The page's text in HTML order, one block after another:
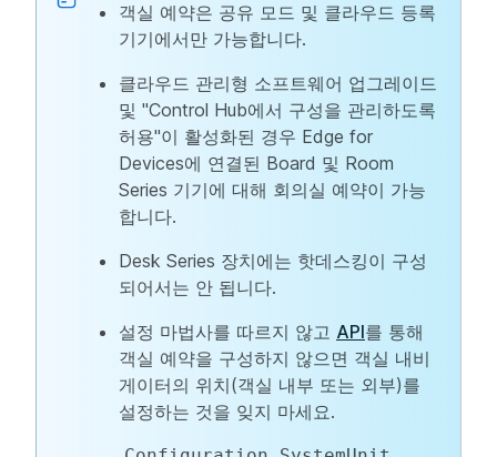
객실 예약은 공유 모드 및 클라우드 등록
기기에서만 가능합니다.
클라우드 관리형 소프트웨어 업그레이드
및 "Control Hub에서 구성을 관리하도록
허용"이 활성화된 경우 Edge for
Devices에 연결된 Board 및 Room
Series 기기에 대해 회의실 예약이 가능
합니다.
Desk Series 장치에는 핫데스킹이 구성
되어서는 안 됩니다.
설정 마법사를 따르지 않고 API를 통해
객실 예약을 구성하지 않으면 객실 내비
게이터의 위치(객실 내부 또는 외부)를
설정하는 것을 잊지 마세요.